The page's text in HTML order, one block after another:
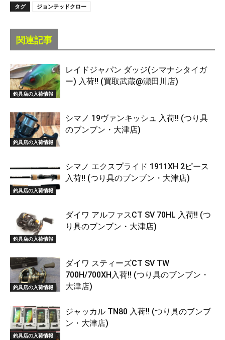
タグ ジョンテッドクロー
関連記事
釣具店の入荷情報
レイドジャパン ダッジ(シマナシタイガ
ー) 入荷!! (買取武蔵@瀬田川店)
釣具店の入荷情報
シマノ 19ヴァンキッシュ 入荷!! (つり具
のブンブン・大津店)
釣具店の入荷情報
シマノ エクスプライド 1911XH 2ピース
入荷!! (つり具のブンブン・大津店)
釣具店の入荷情報
ダイワ アルファスCT SV 70HL 入荷!! (つ
り具のブンブン・大津店)
釣具店の入荷情報
ダイワ スティーズCT SV TW
700H/700XH入荷!! (つり具のブンブン・
大津店)
釣具店の入荷情報
ジャッカル TN80 入荷!! (つり具のブンブ
ン・大津店)